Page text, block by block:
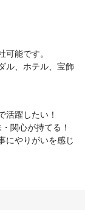
能です。
ル、ホテル、宝飾
躍したい！
関心が持てる！
にやりがいを感じ